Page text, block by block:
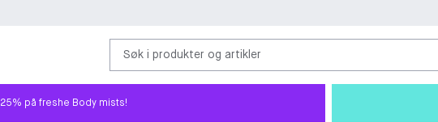
Søk i produkter og artikler
25% på freshe Body mists!